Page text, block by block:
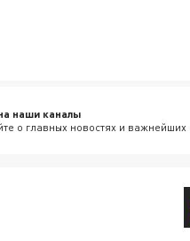
наши каналы
о главных новостях и важнейших